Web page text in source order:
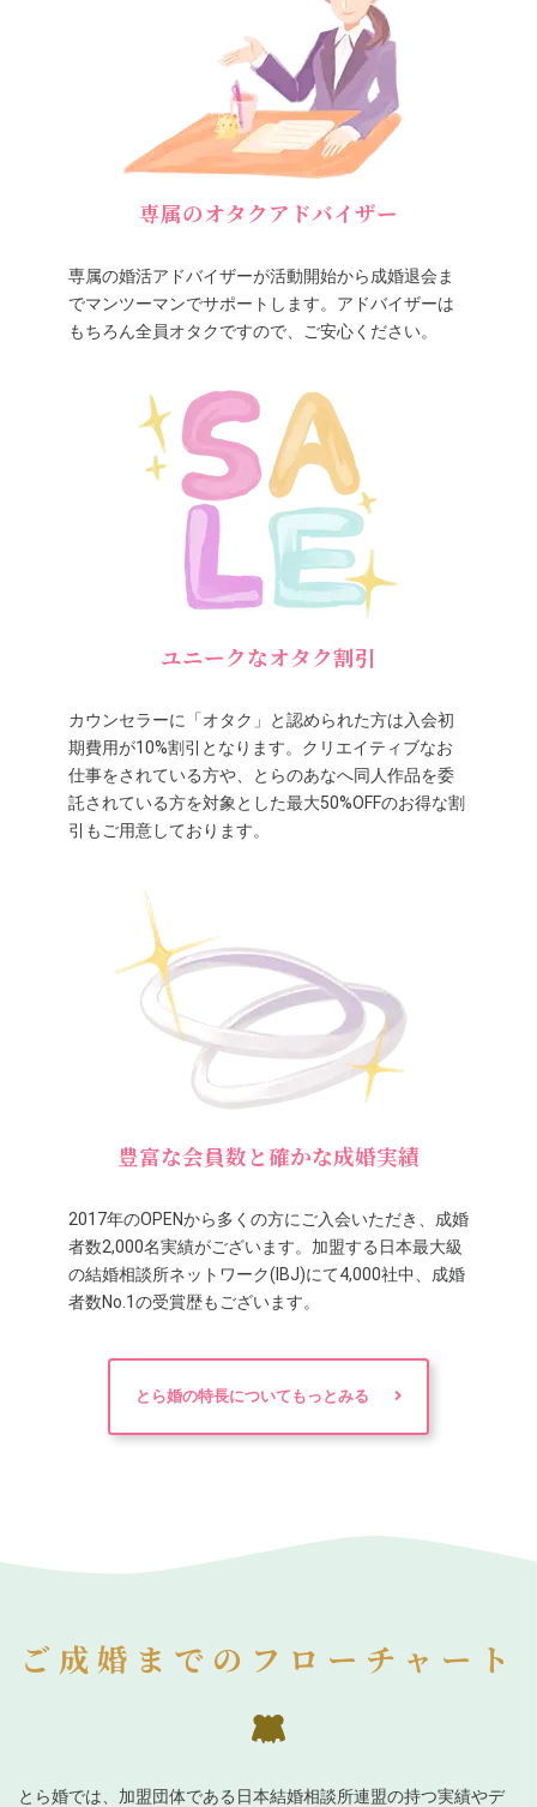
専属のオタクアドバイザー
専属の婚活アドバイザーが活動開始から成婚退会ま
でマンツーマンでサポートします。アドバイザーは
もちろん全員オタクですので、ご安心ください。
ユニークなオタク割引
カウンセラーに「オタク」と認められた方は入会初
期費用が10%割引となります。クリエイティブなお
仕事をされている方や、とらのあなへ同人作品を委
託されている方を対象とした最大50%OFFのお得な割
引もご用意しております。
豊富な会員数と確かな成婚実績
2017年のOPENから多くの方にご入会いただき、成婚
者数2,000名実績がございます。加盟する日本最大級
の結婚相談所ネットワーク(IBJ)にて4,000社中、成婚
者数No.1の受賞歴もございます。
とら婚の特長についてもっとみる
ご成婚までのフローチャート
とら婚では、加盟団体である日本結婚相談所連盟の持つ実績やデ